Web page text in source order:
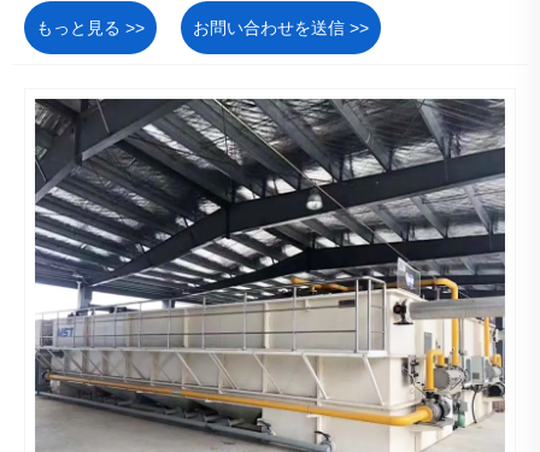
もっと見る >> お問い合わせを送信 >>